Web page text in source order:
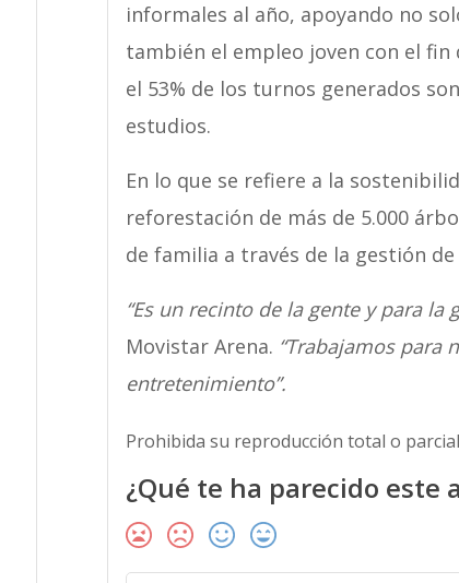
informales al año, apoyando no
también el empleo joven con el
el 53% de los turnos generados
estudios.
En lo que se refiere a la
reforestación de más de 5.000
de familia a través de la gestión
“Es un recinto de la gente y para la
Movistar Arena. “Trabajamos para
entretenimiento”.
Prohibida su reproducción total o
¿Qué te ha parecido este